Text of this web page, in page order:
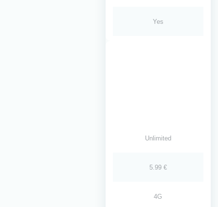
Yes
Unlimited
5.99 €
4G